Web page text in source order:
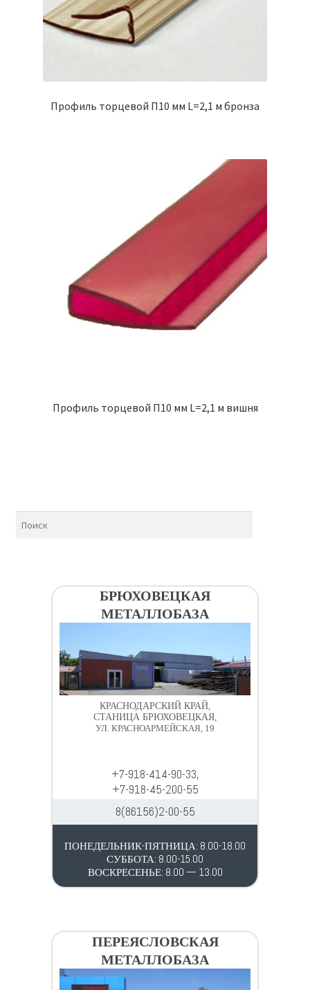
Профиль торцевой П10 мм L=2,1 м бронза
Профиль торцевой П10 мм L=2,1 м вишня
БРЮХОВЕЦКАЯ
МЕТАЛЛОБАЗА
КРАСНОДАРСКИЙ КРАЙ,
СТАНИЦА БРЮХОВЕЦКАЯ,
УЛ. КРАСНОАРМЕЙСКАЯ, 19
+7-918-414-90-33,
+7-918-45-200-55
8(86156)2-00-55
ПОНЕДЕЛЬНИК-ПЯТНИЦА: 8.00-18.00
СУББОТА: 8.00-15.00
ВОСКРЕСЕНЬЕ: 8.00 — 13.00
ПЕРЕЯСЛОВСКАЯ
МЕТАЛЛОБАЗА